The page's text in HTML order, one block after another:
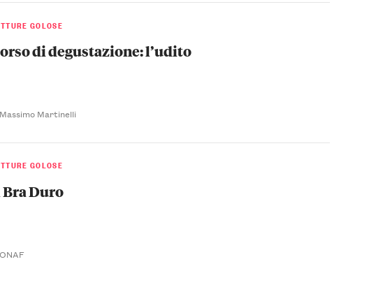
GOLOSE
di degustazione: l’udito
Martinelli
GOLOSE
Duro